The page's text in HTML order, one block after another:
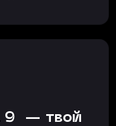
9 — твой